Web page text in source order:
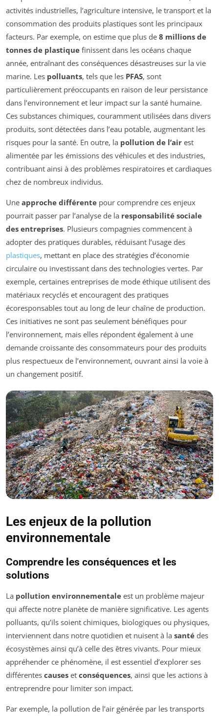
activités industrielles, l’agriculture intensive, le transport et la
consommation des produits plastiques sont les principaux
facteurs. Par exemple, on estime que plus de 8 millions de
tonnes de plastique finissent dans les océans chaque
année, entraînant des conséquences désastreuses sur la vie
marine. Les polluants, tels que les PFAS, sont
particulièrement préoccupants en raison de leur persistance
dans l’environnement et leur impact sur la santé humaine.
Ces substances chimiques, couramment utilisées dans divers
produits, sont détectées dans l’eau potable, augmentant les
risques pour la santé. En outre, la pollution de l’air est
alimentée par les émissions des véhicules et des industries,
contribuant ainsi à des problèmes respiratoires et cardiaques
chez de nombreux individus.
Une approche différente pour comprendre ces enjeux
pourrait passer par l’analyse de la responsabilité sociale
des entreprises. Plusieurs compagnies commencent à
adopter des pratiques durables, réduisant l’usage des
plastiques, mettant en place des stratégies d’économie
circulaire ou investissant dans des technologies vertes. Par
exemple, certaines entreprises de mode éthique utilisent des
matériaux recyclés et encouragent des pratiques
écoresponsables tout au long de leur chaîne de production.
Ces initiatives ne sont pas seulement bénéfiques pour
l’environnement, mais elles répondent également à une
demande croissante des consommateurs pour des produits
plus respectueux de l’environnement, ouvrant ainsi la voie à
un changement positif.
Les enjeux de la pollution
environnementale
Comprendre les conséquences et les
solutions
La pollution environnementale est un problème majeur
qui affecte notre planète de manière significative. Les agents
polluants, qu’ils soient chimiques, biologiques ou physiques,
interviennent dans notre quotidien et nuisent à la santé des
écosystèmes ainsi qu’à celle des êtres vivants. Pour mieux
appréhender ce phénomène, il est essentiel d’explorer ses
différentes causes et conséquences, ainsi que les actions à
entreprendre pour limiter son impact.
Par exemple, la pollution de l’air générée par les transports